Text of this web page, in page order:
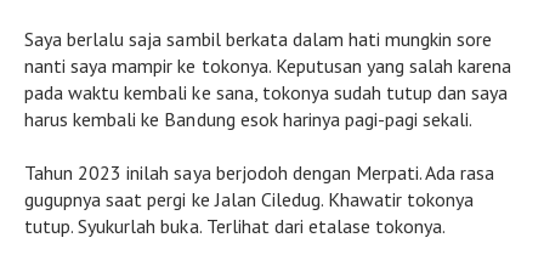
Saya berlalu saja sambil berkata dalam hati mungkin sore
nanti saya mampir ke tokonya. Keputusan yang salah karena
pada waktu kembali ke sana, tokonya sudah tutup dan saya
harus kembali ke Bandung esok harinya pagi-pagi sekali.
Tahun 2023 inilah saya berjodoh dengan Merpati. Ada rasa
gugupnya saat pergi ke Jalan Ciledug. Khawatir tokonya
tutup. Syukurlah buka. Terlihat dari etalase tokonya.